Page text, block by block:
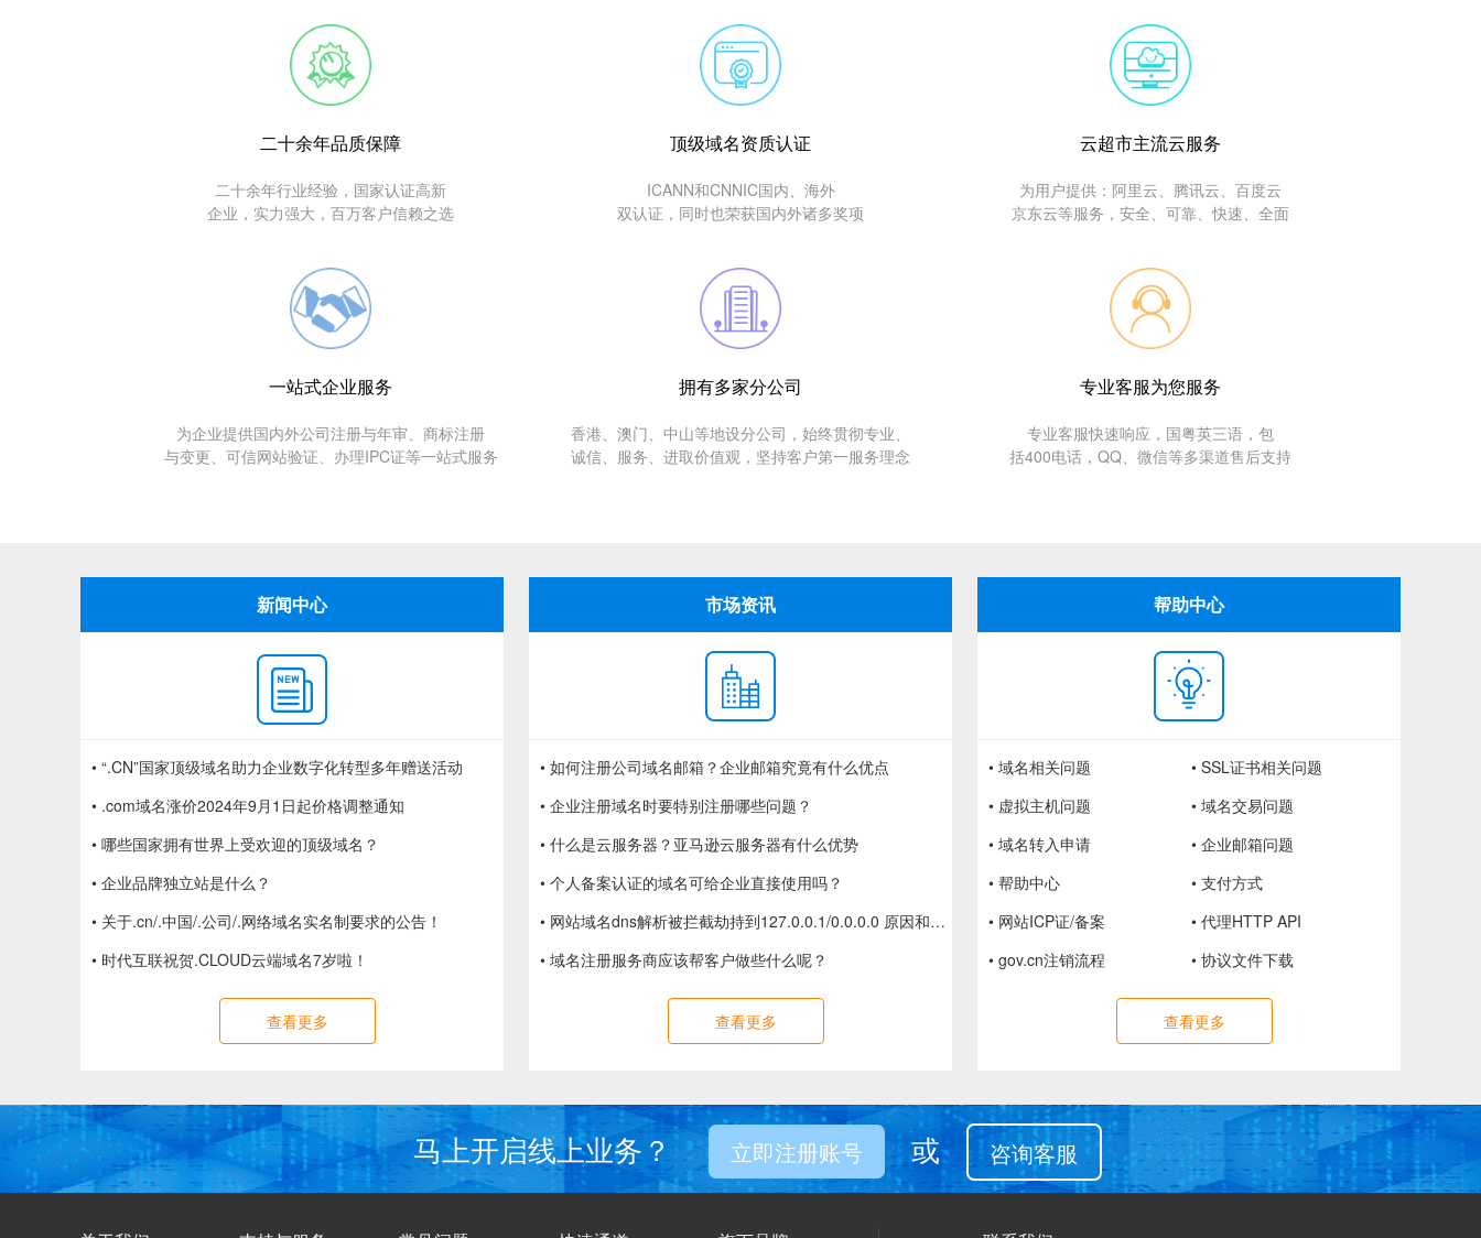
二十余年品质保障
二十余年行业经验，国家认证高新
企业，实力强大，百万客户信赖之选
顶级域名资质认证
ICANN和CNNIC国内、海外
双认证，同时也荣获国内外诸多奖项
云超市主流云服务
为用户提供：阿里云、腾讯云、百度云
京东云等服务，安全、可靠、快速、全面
一站式企业服务
为企业提供国内外公司注册与年审、商标注册
与变更、可信网站验证、办理IPC证等一站式服务
拥有多家分公司
香港、澳门、中山等地设分公司，始终贯彻专业、
诚信、服务、进取价值观，坚持客户第一服务理念
专业客服为您服务
专业客服快速响应，国粤英三语，包
括400电话，QQ、微信等多渠道售后支持
新闻中心
• “.CN”国家顶级域名助力企业数字化转型多年赠送活动
• .com域名涨价2024年9月1日起价格调整通知
• 哪些国家拥有世界上受欢迎的顶级域名？
• 企业品牌独立站是什么？
• 关于.cn/.中国/.公司/.网络域名实名制要求的公告！
• 时代互联祝贺.CLOUD云端域名7岁啦！
查看更多
市场资讯
• 如何注册公司域名邮箱？企业邮箱究竟有什么优点
• 企业注册域名时要特别注册哪些问题？
• 什么是云服务器？亚马逊云服务器有什么优势
• 个人备案认证的域名可给企业直接使用吗？
• 网站域名dns解析被拦截劫持到127.0.0.1/0.0.0.0 原因和解决方法
• 域名注册服务商应该帮客户做些什么呢？
查看更多
帮助中心
• 域名相关问题
• SSL证书相关问题
• 虚拟主机问题
• 域名交易问题
• 域名转入申请
• 企业邮箱问题
• 帮助中心
• 支付方式
• 网站ICP证/备案
• 代理HTTP API
• gov.cn注销流程
• 协议文件下载
查看更多
马上开启线上业务？ 立即注册账号 或 咨询客服